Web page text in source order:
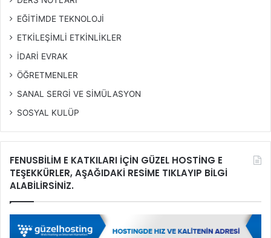
EĞİTİMDE TEKNOLOJİ
ETKİLEŞİMLİ ETKİNLİKLER
İDARİ EVRAK
ÖĞRETMENLER
SANAL SERGİ VE SİMÜLASYON
SOSYAL KULÜP
FENUSBİLİM E KATKILARI İÇİN GÜZEL HOSTİNG E
TEŞEKKÜRLER, AŞAĞIDAKİ RESİME TIKLAYIP BİLGİ
ALABİLİRSİNİZ.